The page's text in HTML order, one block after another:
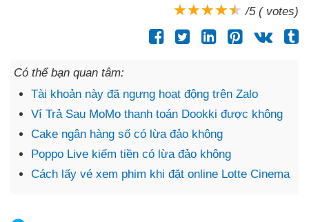
/5 ( votes)
Có thể bạn quan tâm:
Tài khoản này đã ngưng hoạt động trên Zalo
Ví Trả Sau MoMo thanh toán Dookki được không
Cake ngân hàng số có lừa đảo không
Poppo Live kiếm tiền có lừa đảo không
Cách lấy vé xem phim khi đặt online Lotte Cinema